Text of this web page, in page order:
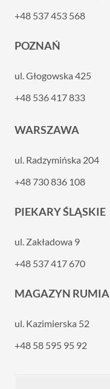
+48 537 453 568
POZNAŃ
ul. Głogowska 425
+48 536 417 833
WARSZAWA
ul. Radzymińska 204
+48 730 836 108
PIEKARY ŚLĄSKIE
ul. Zakładowa 9
+48 537 417 670
MAGAZYN RUMIA
ul. Kazimierska 52
+48 58 595 95 92